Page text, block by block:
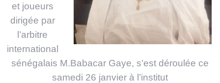
et joueurs
dirigée par
l’arbitre
international
sénégalais M.Babacar Gaye, s’est déroulée ce
samedi 26 janvier à l’institut